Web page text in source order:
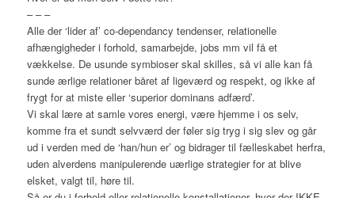
– – –
Alle der ‘lider af’ co-dependancy tendenser, relationelle
afhængigheder i forhold, samarbejde, jobs mm vil få et
vækkelse. De usunde symbioser skal skilles, så vi alle kan få
sunde ærlige relationer båret af ligeværd og respekt, og ikke af
frygt for at miste eller ‘superior dominans adfærd’.
Vi skal lære at samle vores energi, være hjemme i os selv,
komme fra et sundt selvværd der føler sig tryg i sig slev og går
ud i verden med de ‘han/hun er’ og bidrager til fælleskabet herfra,
uden alverdens manipulerende uærlige strategier for at blive
elsket, valgt til, høre til.